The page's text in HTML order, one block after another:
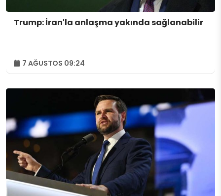
Trump: İran'la anlaşma yakında sağlanabilir
7 AĞUSTOS 09:24